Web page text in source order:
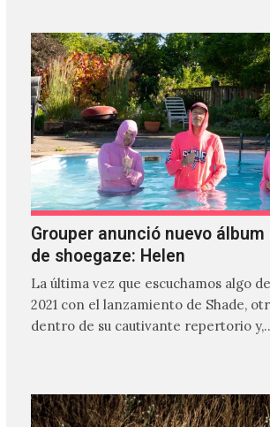
Grouper anunció nuevo
de shoegaze: Helen
La última vez que escuchamos algo
2021 con el lanzamiento de Shade,
dentro de su cautivante repertorio